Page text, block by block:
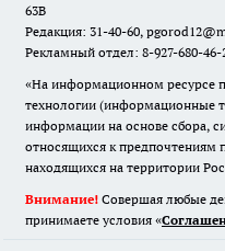
63В
Редакция: 31-40-60,
Рекламный отдел: 8-927-680-
«На информационном ресурсе
технологии (информационные
информации на основе сбора,
относящихся к предпочтениям
находящихся на территории
Внимание! Совершая любые
принимаете условия «